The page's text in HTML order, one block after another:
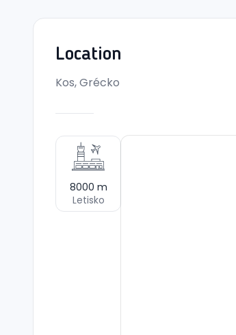
Location
Kos, Grécko
8000 m
Letisko